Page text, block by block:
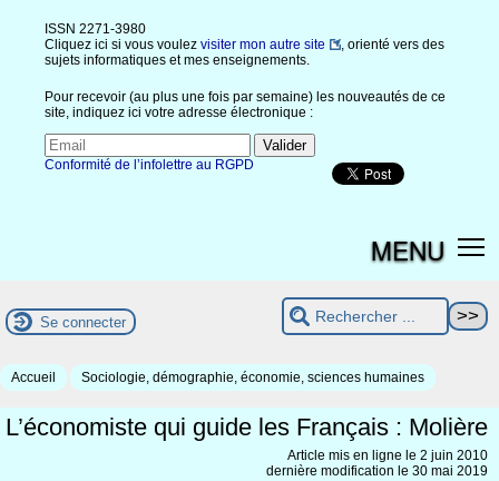
ISSN 2271-3980
Cliquez ici si vous voulez visiter mon autre site
, orienté vers des
sujets informatiques et mes enseignements.
Pour recevoir (au plus une fois par semaine) les nouveautés de ce
site, indiquez ici votre adresse électronique :
Conformité de l’infolettre au RGPD
MENU
Se connecter
Accueil Sociologie, démographie, économie, sciences humaines
L’économiste qui guide les Français : Molière
Article mis en ligne le 2 juin 2010
dernière modification le 30 mai 2019